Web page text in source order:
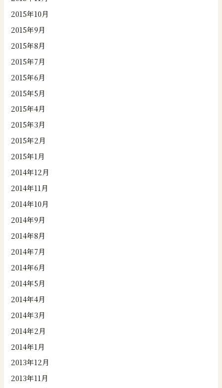
2015年10月
2015年9月
2015年8月
2015年7月
2015年6月
2015年5月
2015年4月
2015年3月
2015年2月
2015年1月
2014年12月
2014年11月
2014年10月
2014年9月
2014年8月
2014年7月
2014年6月
2014年5月
2014年4月
2014年3月
2014年2月
2014年1月
2013年12月
2013年11月